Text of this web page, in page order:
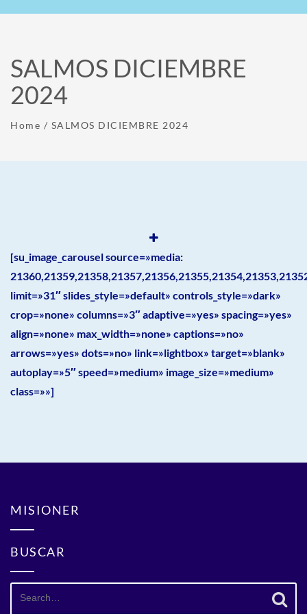
SALMOS DICIEMBRE
2024
Home / SALMOS DICIEMBRE 2024
[su_image_carousel source=»media:
limit=»31″ slides_style=»default» controls_style=»dark»
crop=»none» columns=»3″ adaptive=»yes» spacing=»yes»
align=»none» max_width=»none» captions=»no»
arrows=»yes» dots=»no» link=»lightbox» target=»blank»
autoplay=»5″ speed=»medium» image_size=»medium»
class=»»]
MISIONER
BUSCAR
Search